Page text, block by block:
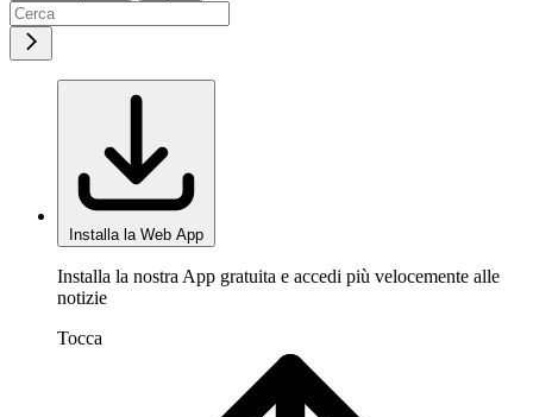
Installa la Web App
Installa la nostra App gratuita e accedi più velocemente alle
notizie
Tocca